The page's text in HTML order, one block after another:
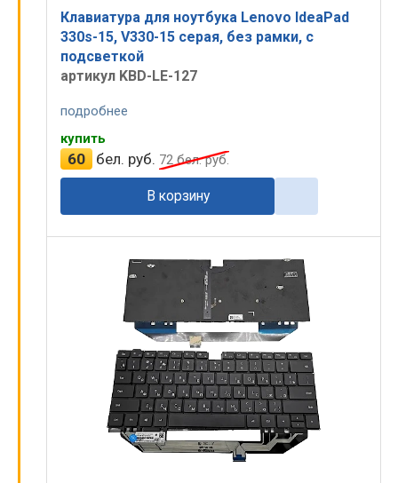
Клавиатура для ноутбука Lenovo IdeaPad
330s-15, V330-15 серая, без рамки, с
подсветкой
артикул KBD-LE-127
подробнее
купить
60 бел. руб. 72бел. руб.
В корзину